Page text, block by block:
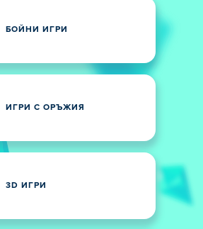
БОЙНИ ИГРИ
ИГРИ С ОРЪЖИЯ
3D ИГРИ